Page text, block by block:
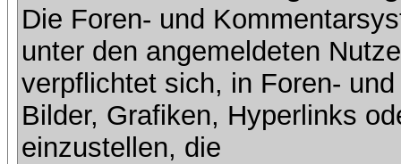
Die Foren- und
unter den angemeldeten
verpflichtet sich, in Foren-
Bilder, Grafiken, Hyperlinks
einzustellen, die